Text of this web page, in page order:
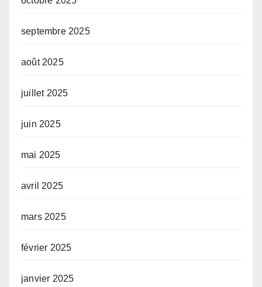
septembre 2025
août 2025
juillet 2025
juin 2025
mai 2025
avril 2025
mars 2025
février 2025
janvier 2025